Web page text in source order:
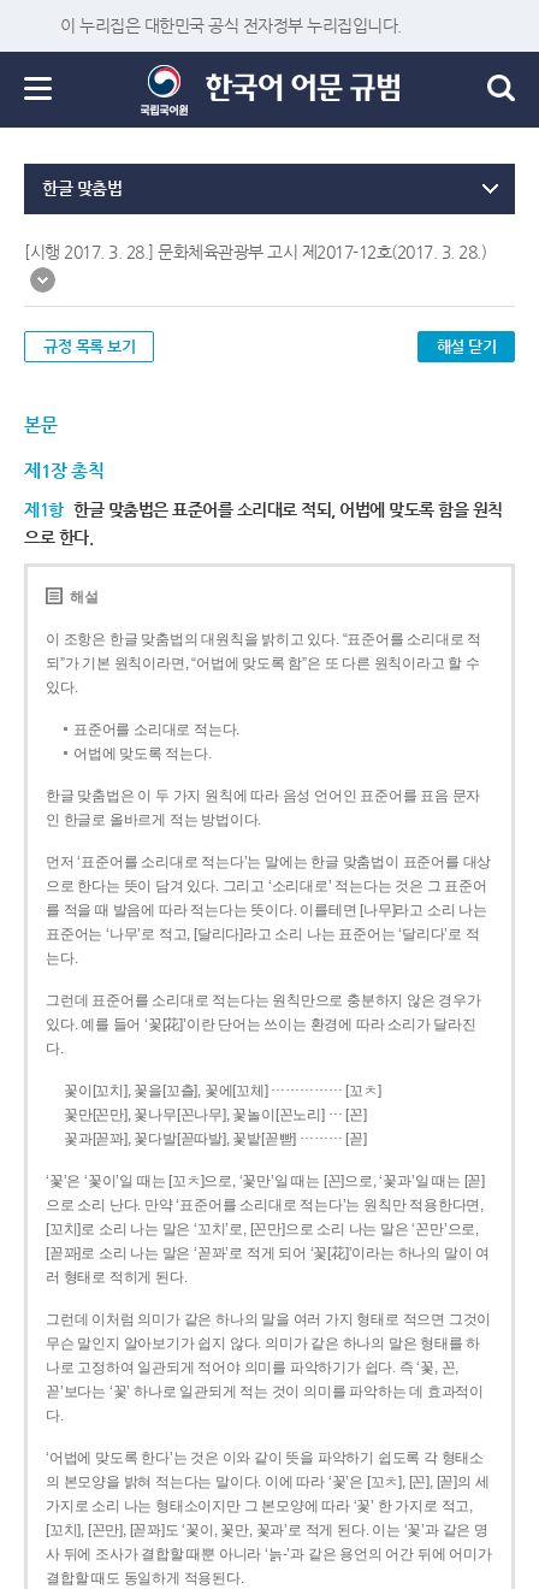
이 누리집은 대한민국 공식 전자정부 누리집입니다.
한글 맞춤법
[시행 2017. 3. 28.] 문화체육관광부 고시 제2017-12호(2017. 3. 28.)
규정 목록 보기 해설 닫기
본문
제1장 총칙
제1항 한글 맞춤법은 표준어를 소리대로 적되, 어법에 맞도록 함을 원칙
으로 한다.
해설
이 조항은 한글 맞춤법의 대원칙을 밝히고 있다. “표준어를 소리대로 적
되”가 기본 원칙이라면, “어법에 맞도록 함”은 또 다른 원칙이라고 할 수
있다.
표준어를 소리대로 적는다.
어법에 맞도록 적는다.
한글 맞춤법은 이 두 가지 원칙에 따라 음성 언어인 표준어를 표음 문자
인 한글로 올바르게 적는 방법이다.
먼저 ‘표준어를 소리대로 적는다’는 말에는 한글 맞춤법이 표준어를 대상
으로 한다는 뜻이 담겨 있다. 그리고 ‘소리대로’ 적는다는 것은 그 표준어
를 적을 때 발음에 따라 적는다는 뜻이다. 이를테면 [나무]라고 소리 나는
표준어는 ‘나무’로 적고, [달리다]라고 소리 나는 표준어는 ‘달리다’로 적
는다.
그런데 표준어를 소리대로 적는다는 원칙만으로 충분하지 않은 경우가
있다. 예를 들어 ‘꽃[花]’이란 단어는 쓰이는 환경에 따라 소리가 달라진
다.
꽃이[꼬치], 꽃을[꼬츨], 꽃에[꼬체] …………… [꼬ㅊ]
꽃만[꼰만], 꽃나무[꼰나무], 꽃놀이[꼰노리] … [꼰]
꽃과[꼳꽈], 꽃다발[꼳따발], 꽃밭[꼳빧] ……… [꼳]
‘꽃’은 ‘꽃이’일 때는 [꼬ㅊ]으로, ‘꽃만’일 때는 [꼰]으로, ‘꽃과’일 때는 [꼳]
으로 소리 난다. 만약 ‘표준어를 소리대로 적는다’는 원칙만 적용한다면,
[꼬치]로 소리 나는 말은 ‘꼬치’로, [꼰만]으로 소리 나는 말은 ‘꼰만’으로,
[꼳꽈]로 소리 나는 말은 ‘꼳꽈’로 적게 되어 ‘꽃[花]’이라는 하나의 말이 여
러 형태로 적히게 된다.
그런데 이처럼 의미가 같은 하나의 말을 여러 가지 형태로 적으면 그것이
무슨 말인지 알아보기가 쉽지 않다. 의미가 같은 하나의 말은 형태를 하
나로 고정하여 일관되게 적어야 의미를 파악하기가 쉽다. 즉 ‘꽃, 꼰,
꼳’보다는 ‘꽃’ 하나로 일관되게 적는 것이 의미를 파악하는 데 효과적이
다.
‘어법에 맞도록 한다’는 것은 이와 같이 뜻을 파악하기 쉽도록 각 형태소
의 본모양을 밝혀 적는다는 말이다. 이에 따라 ‘꽃’은 [꼬ㅊ], [꼰], [꼳]의 세
가지로 소리 나는 형태소이지만 그 본모양에 따라 ‘꽃’ 한 가지로 적고,
[꼬치], [꼰만], [꼳꽈]도 ‘꽃이, 꽃만, 꽃과’로 적게 된다. 이는 ‘꽃’과 같은 명
사 뒤에 조사가 결합할 때뿐 아니라 ‘늙-’과 같은 용언의 어간 뒤에 어미가
결합할 때도 동일하게 적용된다.